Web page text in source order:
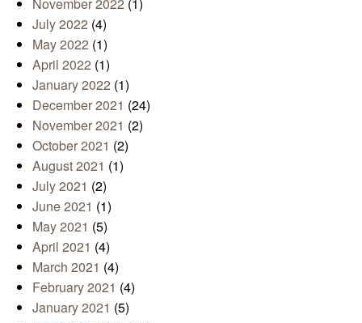
November 2022 (1)
July 2022 (4)
May 2022 (1)
April 2022 (1)
January 2022 (1)
December 2021 (24)
November 2021 (2)
October 2021 (2)
August 2021 (1)
July 2021 (2)
June 2021 (1)
May 2021 (5)
April 2021 (4)
March 2021 (4)
February 2021 (4)
January 2021 (5)